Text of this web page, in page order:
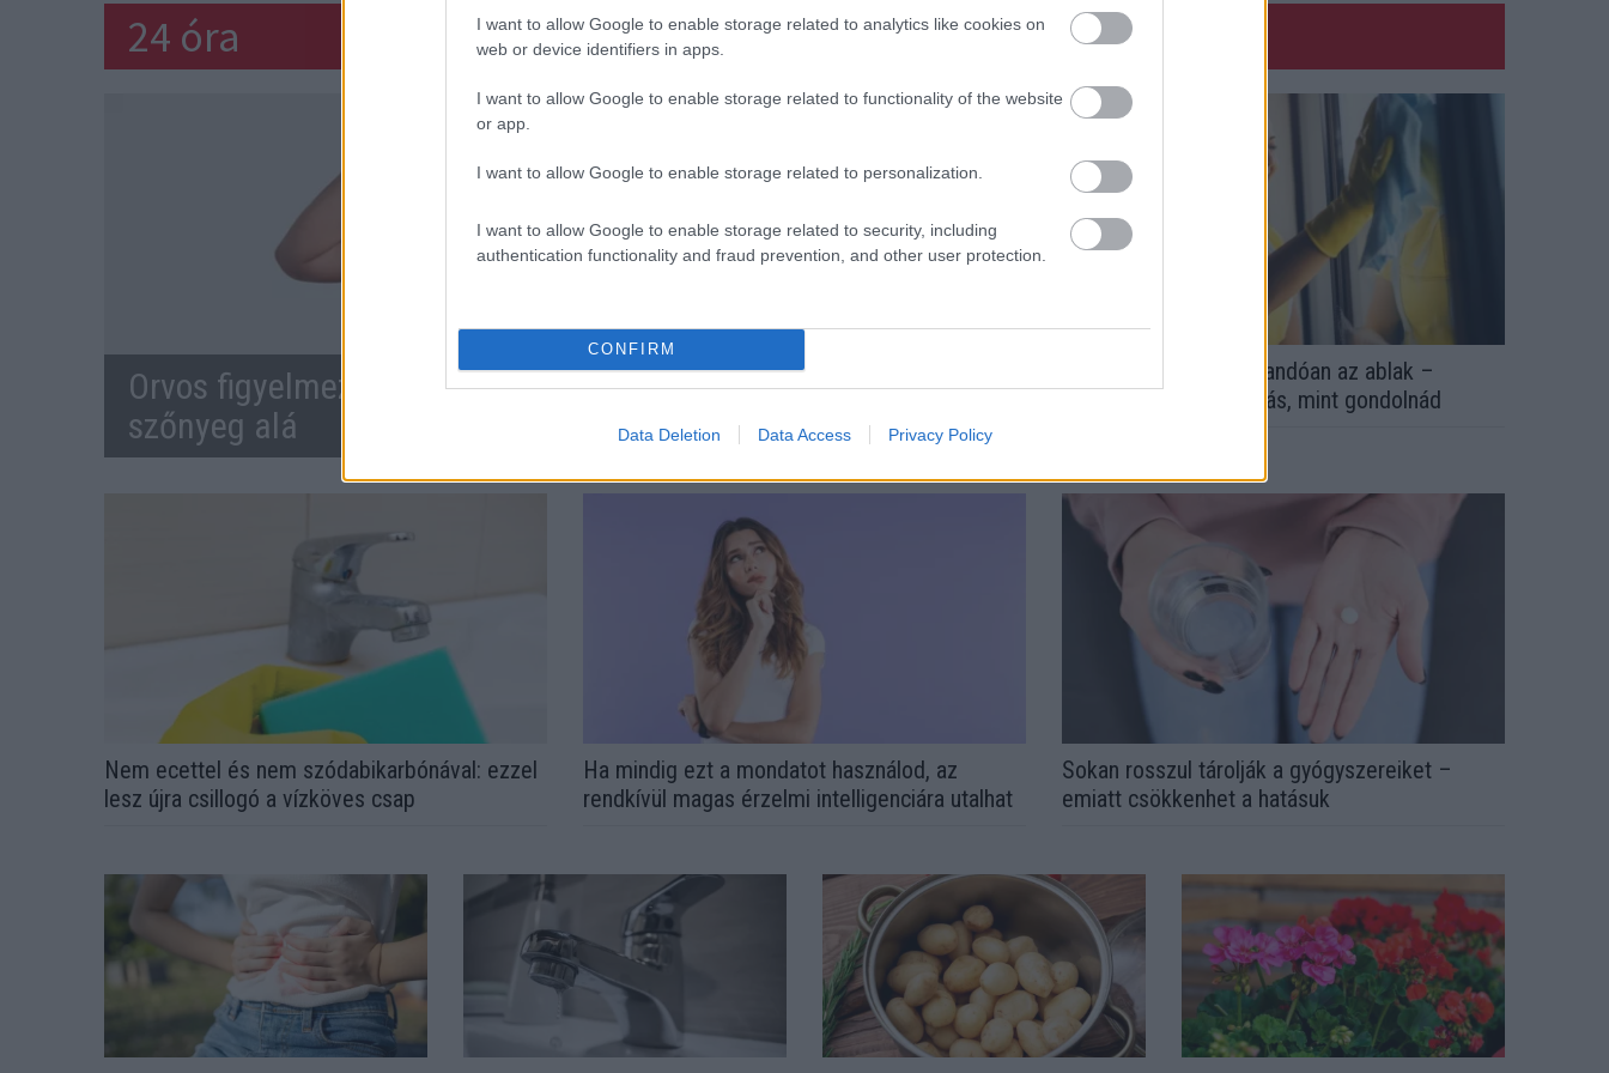
I want to allow Google to enable storage related to analytics like cookies on
web or device identifiers in apps.
I want to allow Google to enable storage related to functionality of the website
or app.
I want to allow Google to enable storage related to personalization.
I want to allow Google to enable storage related to security, including
authentication functionality and fraud prevention, and other user protection.
CONFIRM
Data Deletion Data Access Privacy Policy
24 óra
Orvos figyelmeztet: ezt az apró reggeli tünetet ne söpörd a
szőnyeg alá
Ezért párásodik be állandóan az ablak –
egyszerűbb a megoldás, mint gondolnád
Nem ecettel és nem szódabikarbónával: ezzel
lesz újra csillogó a vízköves csap
Ha mindig ezt a mondatot használod, az
rendkívül magas érzelmi intelligenciára utalhat
Sokan rosszul tárolják a gyógyszereiket –
emiatt csökkenhet a hatásuk